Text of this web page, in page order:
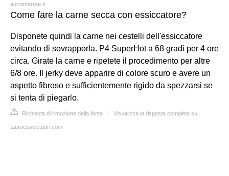
aurumterrae.it
Come fare la carne secca con essiccatore?
Disponete quindi la carne nei cestelli dell'essiccatore
evitando di sovrapporla. P4 SuperHot a 68 gradi per 4 ore
circa. Girate la carne e ripetete il procedimento per altre
6/8 ore. Il jerky deve apparire di colore scuro e avere un
aspetto fibroso e sufficientemente rigido da spezzarsi se
si tenta di piegarlo.
Richiesta di rimozione della fonte | Visualizza la risposta completa su
tauroessiccatori.com